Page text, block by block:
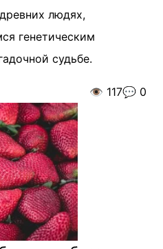
людях,
генетическим
судьбе.
👁️ 117💬 0